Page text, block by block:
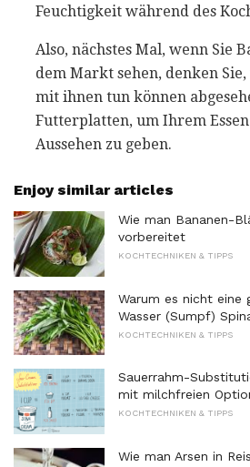
Feuchtigkeit während des
Also, nächstes Mal, wenn Sie
dem Markt sehen, denken
mit ihnen tun können
Futterplatten, um Ihrem
Aussehen zu geben.
Enjoy similar articles
Wie man Bananen-
vorbereitet
KOCHTECHNIKEN & TIPPS
Warum es nicht eine
Wasser (Sumpf)
KOCHTECHNIKEN & TIPPS
Sauerrahm-
mit milchfreien
KOCHTECHNIKEN & TIPPS
Wie man Arsen in